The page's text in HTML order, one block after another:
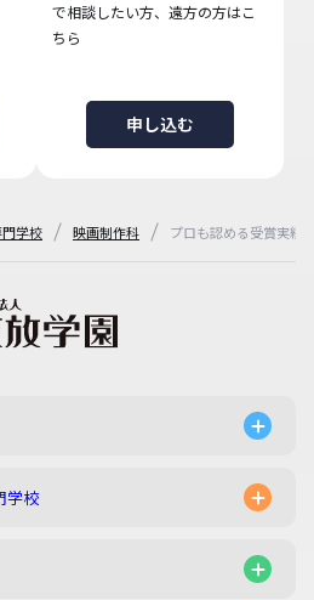
で相談したい方、遠方の方はこ
ちら
申し込む
学校 映画制作科 プロも認める受賞実績
学校